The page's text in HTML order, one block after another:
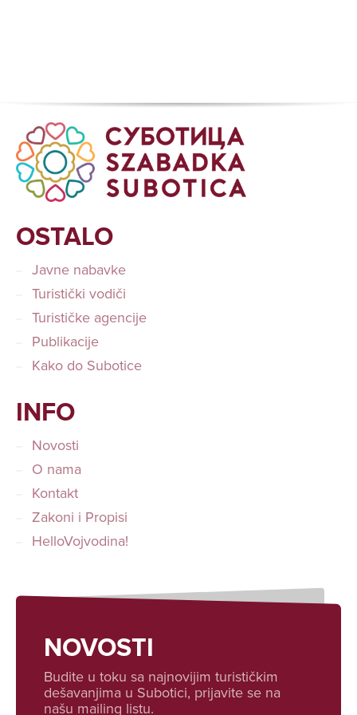
OSTALO
Javne nabavke
Turistički vodiči
Turističke agencije
Publikacije
Kako do Subotice
INFO
Novosti
O nama
Kontakt
Zakoni i Propisi
HelloVojvodina!
NOVOSTI
Budite u toku sa najnovijim turističkim
dešavanjima u Subotici, prijavite se na
našu mailing listu.